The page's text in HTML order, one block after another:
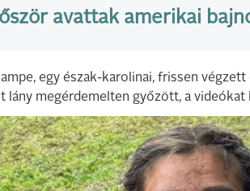
avattak amerikai
egy észak-karolinai, frissen
lány megérdemelten győzött, a videókat